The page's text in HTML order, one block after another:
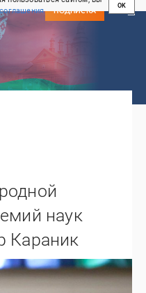
OK
ПОДПИСКА
наук
Караник